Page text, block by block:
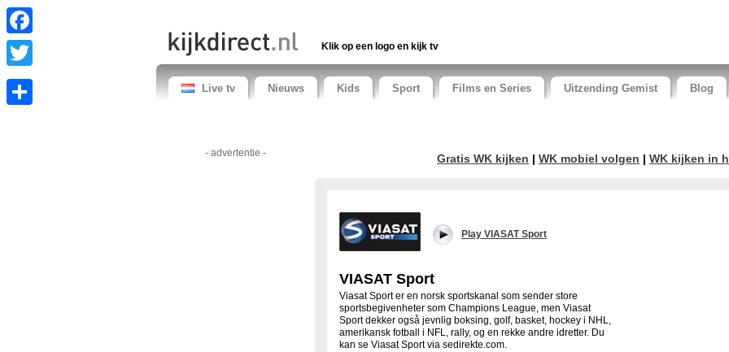
Facebook
Twitter
Klik op een logo en kijk tv
Live tv Nieuws Kids Sport Films en Series Uitzending Gemist Blog
- advertentie - Gratis WK kijken | WK mobiel volgen | WK kijken in
Play VIASAT Sport
VIASAT Sport
Viasat Sport er en norsk sportskanal som sender store
sportsbegivenheter som Champions League, men Viasat
Sport dekker også jevnlig boksing, golf, basket, hockey i NHL,
amerikansk fotball i NFL, rally, og en rekke andre idretter. Du
kan se Viasat Sport via sedirekte.com.